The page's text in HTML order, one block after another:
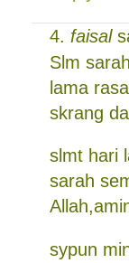
faisal
Slm
lama
skrang
slmt hari
sarah
sypun